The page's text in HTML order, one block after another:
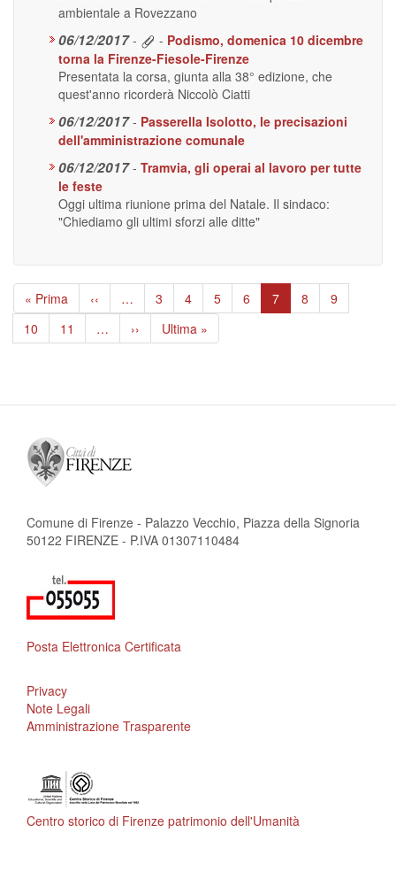
ambientale a Rovezzano
06/12/2017 - - Podismo, domenica 10 dicembre
torna la Firenze-Fiesole-Firenze
Presentata la corsa, giunta alla 38° edizione, che
quest'anno ricorderà Niccolò Ciatti
06/12/2017 - Passerella Isolotto, le precisazioni
dell'amministrazione comunale
06/12/2017 - Tramvia, gli operai al lavoro per tutte
le feste
Oggi ultima riunione prima del Natale. Il sindaco:
"Chiediamo gli ultimi sforzi alle ditte"
Paginazione
Prima
pagina
« Prima
Pagina
precedente
‹‹ … Page
3 Page
4 Page
5 Page
6
Pagina
attuale
7 Page
8 Page
9
Page
10 Page
11 …
Pagina
successiva
››
Ultima
pagina
Ultima »
Comune di Firenze - Palazzo Vecchio, Piazza della Signoria
50122 FIRENZE - P.IVA 01307110484
Posta Elettronica Certificata
Privacy
Note Legali
Amministrazione Trasparente
Centro storico di Firenze patrimonio dell'Umanità